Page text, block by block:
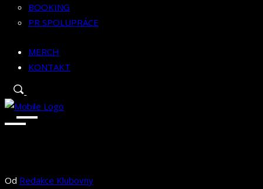
BOOKING
PR SPOLUPRÁCE
MERCH
KONTAKT
Od Redakce Klubovny